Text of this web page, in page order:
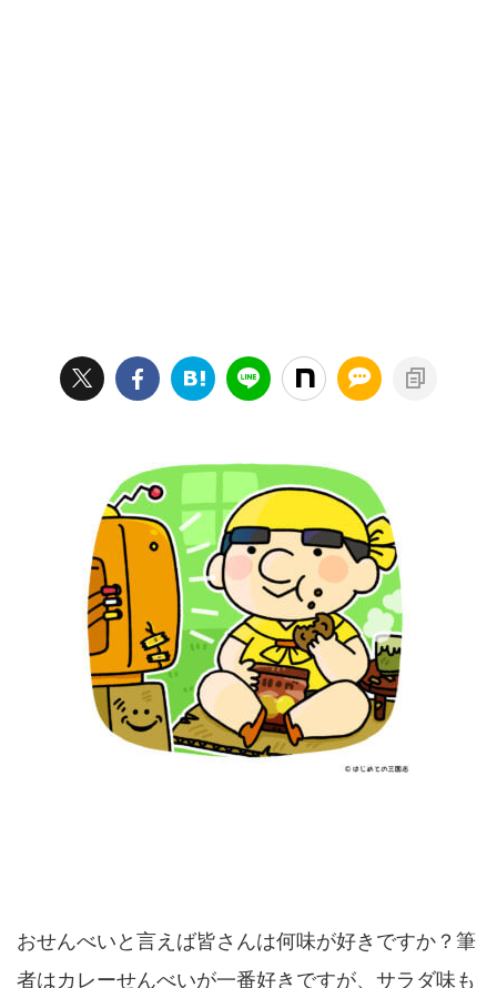
おせんべいと言えば皆さんは何味が好きですか？筆
者はカレーせんべいが一番好きですが、サラダ味も